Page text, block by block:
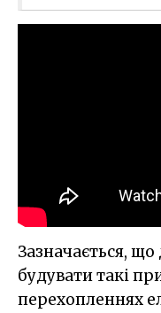
Зазначається, що
будувати такі
перехопленнях